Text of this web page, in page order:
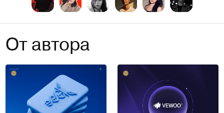
От автора